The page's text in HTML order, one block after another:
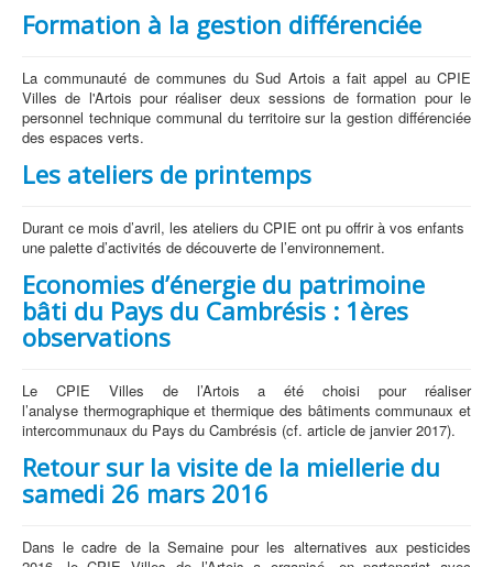
Formation à la gestion différenciée
La communauté de communes du Sud Artois a fait appel au CPIE
Villes de l'Artois pour réaliser deux sessions de formation pour le
personnel technique communal du territoire sur la gestion différenciée
des espaces verts.
Les ateliers de printemps
Durant ce mois d’avril, les ateliers du CPIE ont pu offrir à vos enfants
une palette d’activités de découverte de l’environnement.
Economies d’énergie du patrimoine
bâti du Pays du Cambrésis : 1ères
observations
Le CPIE Villes de l’Artois a été choisi pour réaliser
l’analyse thermographique et thermique des bâtiments communaux et
intercommunaux du Pays du Cambrésis (cf. article de janvier 2017).
Retour sur la visite de la miellerie du
samedi 26 mars 2016
Dans le cadre de la Semaine pour les alternatives aux pesticides